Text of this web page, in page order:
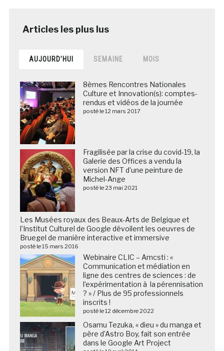
AUJOURD’HUI SEMAINE MOIS
8èmes Rencontres Nationales
Culture et Innovation(s): comptes-
rendus et vidéos de la journée
posté le 12 mars 2017
Fragilisée par la crise du covid-19, la
Galerie des Offices a vendu la
version NFT d’une peinture de
Michel-Ange
posté le 23 mai 2021
Les Musées royaux des Beaux-Arts de Belgique et
l’Institut Culturel de Google dévoilent les oeuvres de
Bruegel de manière interactive et immersive
posté le 15 mars 2016
Webinaire CLIC – Amcsti : «
Communication et médiation en
ligne des centres de sciences : de
l’expérimentation à la pérennisation
? » / Plus de 95 professionnels
inscrits !
posté le 12 décembre 2022
Osamu Tezuka, « dieu » du manga et
père d’Astro Boy, fait son entrée
dans le Google Art Project